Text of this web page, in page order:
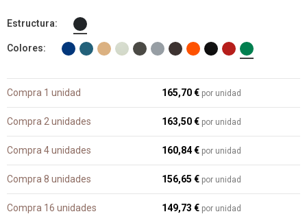
Estructura
Colores
Compra 1 unidad 165,70 € por unidad
Compra 2 unidades 163,50 € por unidad
Compra 4 unidades 160,84 € por unidad
Compra 8 unidades 156,65 € por unidad
Compra 16 unidades 149,73 € por unidad